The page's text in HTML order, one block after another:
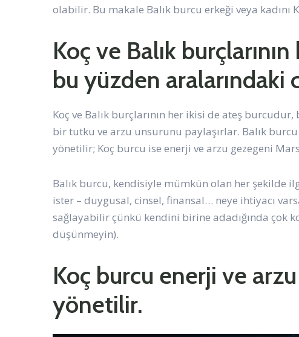
olabilir. Bu makale Balık burcu erkeği veya kadını
Koç ve Balık
bu yüzden aralarındaki
Koç ve Balık burçlarının her ikisi de ateş
bir tutku ve arzu unsurunu paylaşırlar. Balık
yönetilir; Koç burcu ise enerji ve arzu gezegeni
Balık burcu, kendisiyle mümkün olan her şekilde
ister – duygusal, cinsel, finansal… neye ihtiyacı
sağlayabilir çünkü kendini birine adadığında çok
düşünmeyin).
Koç burcu enerji ve
yönetilir.